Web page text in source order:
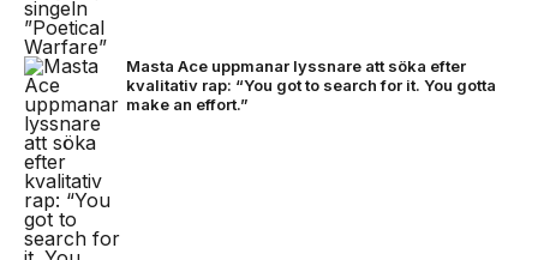
Masta Ace uppmanar lyssnare att söka efter
kvalitativ rap: “You got to search for it. You gotta
make an effort.”